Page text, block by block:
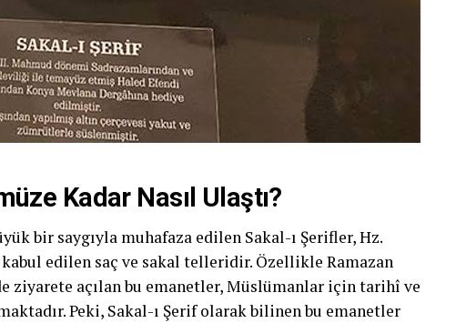
Kadar Nasıl Ulaştı?
bir saygıyla muhafaza edilen Sakal-ı Şerifler, Hz.
edilen saç ve sakal telleridir. Özellikle Ramazan
ziyarete açılan bu emanetler, Müslümanlar için tarihî ve
Peki, Sakal-ı Şerif olarak bilinen bu emanetler